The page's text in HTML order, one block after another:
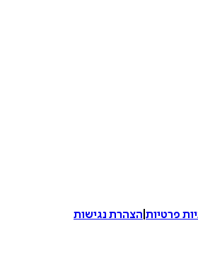
פרטיות הצהרת נגישות